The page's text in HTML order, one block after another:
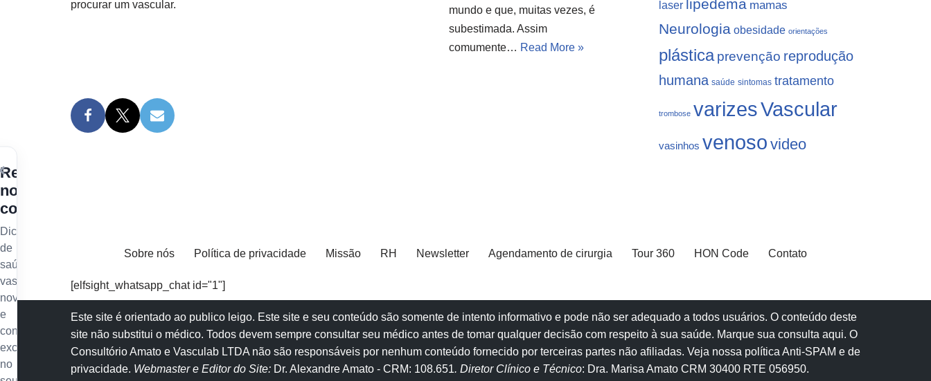
procurar um vascular.
mundo e que, muitas vezes, é
subestimada. Assim
comumente… Read More »
laser lipedema mamas
Neurologia obesidade orientações
plástica prevenção reprodução
humana saúde sintomas tratamento
trombose varizesVascular
vasinhos venoso video
Sobre nós Política de privacidade Missão RH Newsletter Agendamento de cirurgia Tour 360 HON Code Contato
[elfsight_whatsapp_chat id="1"]
Este site é orientado ao publico leigo. Este site e seu conteúdo são somente de intento informativo e pode não ser adequado a todos usuários. O conteúdo deste
site não substitui o médico. Todos devem sempre consultar seu médico antes de tomar qualquer decisão com respeito à sua saúde. Marque sua consulta aqui. O
Consultório Amato e Vasculab LTDA não são responsáveis por nenhum conteúdo fornecido por terceiras partes não afiliadas. Veja nossa política Anti-SPAM e de
privacidade. Webmaster e Editor do Site: Dr. Alexandre Amato - CRM: 108.651. Diretor Clínico e Técnico: Dra. Marisa Amato CRM 30400 RTE 056950.
Receba
nossos
conteúdos
Dicas
de
saúde
vascular,
novidades
e
conteúdo
exclusivo
no